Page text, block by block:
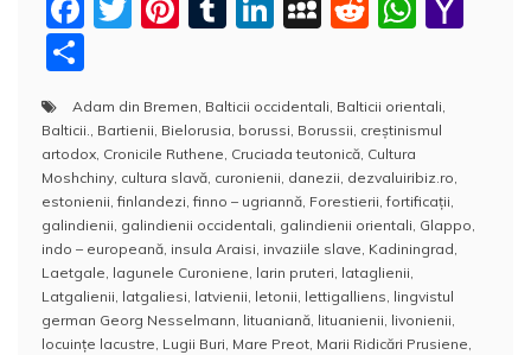
F
e
b
o
o
k
T
er
Pi
e
st
T
bl
r
Li
e
dI
n
M
p
a
c
e
R
di
t
W
s
A
p
p ai
a
rt
aj
e
a
z
ă
Adam din Bremen, Balticii occidentali, Balticii orientali,
Balticii., Bartienii, Bielorusia, borussi, Borussii, creştinismul
artodox, Cronicile Ruthene, Cruciada teutonică, Cultura
Moshchiny, cultura slavă, curonienii, danezii, dezvaluiribiz.ro,
estonienii,finlandezi,finno – ugriannă, Forestierii,fortificaţii,
galindienii, galindienii occidentali, galindienii orientali, Glappo,
indo – europeană, insula Araisi, invaziile slave, Kadiningrad,
Laetgale, lagunele Curoniene, larin pruteri, lataglienii,
Latgalienii, latgaliesi, latvienii, letonii, lettigalliens, lingvistul
german Georg Nesselmann, lituaniană, lituanienii, livonienii,
locuinţe lacustre, Lugii Buri, Mare Preot, Marii Ridicări Prusiene,